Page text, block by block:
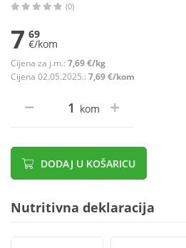
(0)
7 69
€/kom
Cijena za j.m.: 7,69 €/kg
Cijena 02.05.2025.: 7,69 €/kom
kom
DODAJ U KOŠARICU
Nutritivna deklaracija